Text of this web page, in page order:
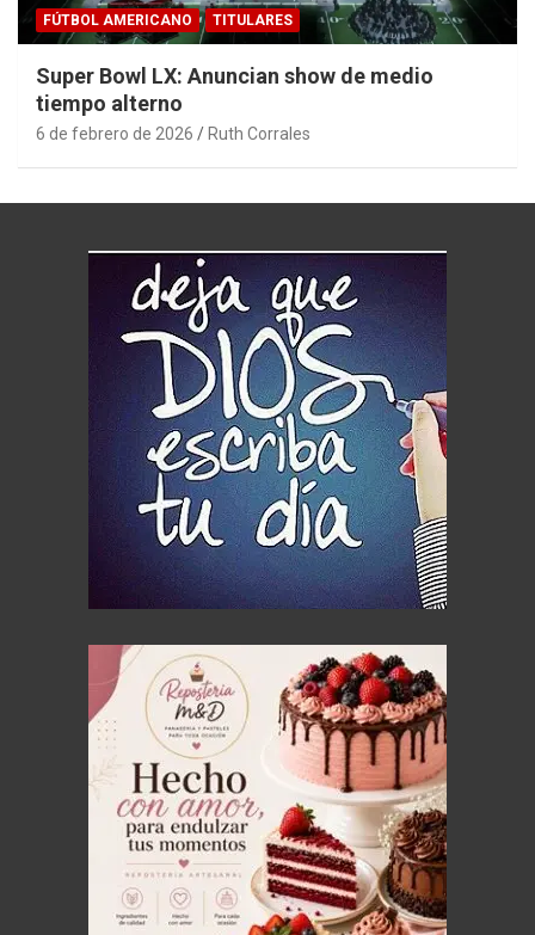
FÚTBOL AMERICANO TITULARES
Super Bowl LX: Anuncian show de medio
tiempo alterno
6 de febrero de 2026 Ruth Corrales